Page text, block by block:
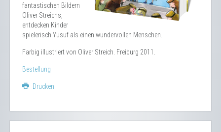
fantastischen Bildern
Oliver Streichs,
entdecken Kinder
spielerisch Yusuf als einen wundervollen Menschen.
Farbig illustriert von Oliver Streich. Freiburg 2011.
Bestellung
Drucken